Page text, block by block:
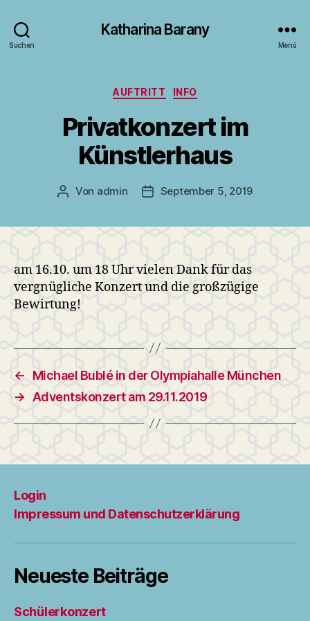
Suchen
Katharina Barany
Menü
Kategorien
AUFTRITT INFO
Privatkonzert im
Künstlerhaus
Beitragsautor
Von admin Veröffentlichungsdatum
September 5, 2019
am 16.10. um 18 Uhr vielen Dank für das
vergnügliche Konzert und die großzügige
Bewirtung!
←
Michael Bublé in der Olympiahalle München
→ Adventskonzert am 29.11.2019
Login
Impressum und Datenschutzerklärung
Neueste Beiträge
Schülerkonzert